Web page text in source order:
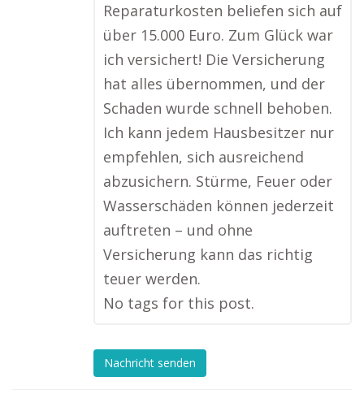
Reparaturkosten beliefen sich auf
über 15.000 Euro. Zum Glück war
ich versichert! Die Versicherung
hat alles übernommen, und der
Schaden wurde schnell behoben.
Ich kann jedem Hausbesitzer nur
empfehlen, sich ausreichend
abzusichern. Stürme, Feuer oder
Wasserschäden können jederzeit
auftreten – und ohne
Versicherung kann das richtig
teuer werden.
No tags for this post.
Nachricht senden